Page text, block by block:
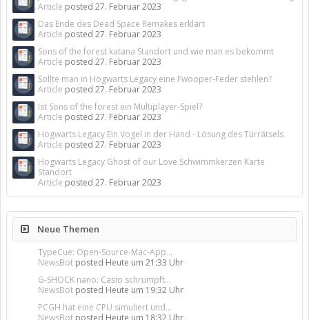
Article posted 27. Februar 2023
Das Ende des Dead Space Remakes erklärt
Article posted 27. Februar 2023
Sons of the forest katana Standort und wie man es bekommt
Article posted 27. Februar 2023
Sollte man in Hogwarts Legacy eine Fwooper-Feder stehlen?
Article posted 27. Februar 2023
Ist Sons of the forest ein Multiplayer-Spiel?
Article posted 27. Februar 2023
Hogwarts Legacy Ein Vogel in der Hand - Lösung des Türrätsels
Article posted 27. Februar 2023
Hogwarts Legacy Ghost of our Love Schwimmkerzen Karte
Standort
Article posted 27. Februar 2023
Neue Themen
TypeCue: Open-Source-Mac-App...
NewsBot posted Heute um 21:33 Uhr
G-SHOCK nano: Casio schrumpft...
NewsBot posted Heute um 19:32 Uhr
PCGH hat eine CPU simuliert und...
NewsBot posted Heute um 18:32 Uhr